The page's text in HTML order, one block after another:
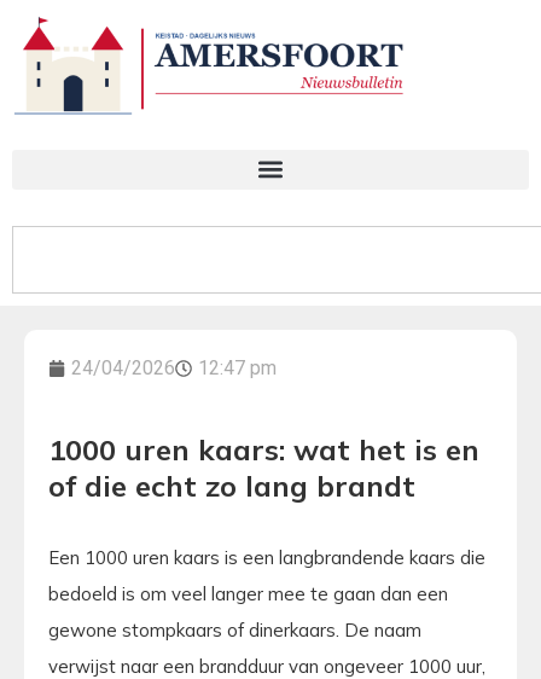
24/04/2026 12:47 pm
1000 uren kaars: wat het is en
of die echt zo lang brandt
Een 1000 uren kaars is een langbrandende kaars die
bedoeld is om veel langer mee te gaan dan een
gewone stompkaars of dinerkaars. De naam
verwijst naar een brandduur van ongeveer 1000 uur,